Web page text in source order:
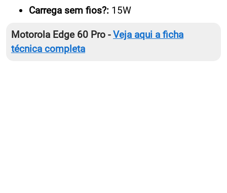
Carrega sem fios?: 15W
Motorola Edge 60 Pro -Veja aqui a ficha
técnica completa